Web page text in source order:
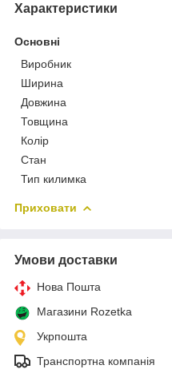
Характеристики
Основні
Виробник
Ширина
Довжина
Товщина
Колір
Стан
Тип килимка
Приховати
Умови доставки
Нова Пошта
Магазини Rozetka
Укрпошта
Транспортна компанія